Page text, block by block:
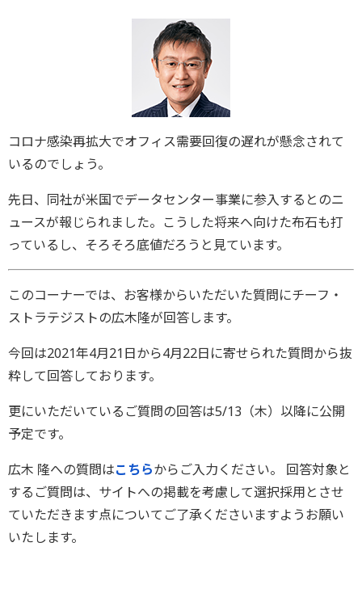
コロナ感染再拡大でオフィス需要回復の遅れが懸念されて
いるのでしょう。
先日、 同社が米国でデータセンター事業に参入するとのニ
ュースが報じられました。こうした将来へ向けた布石も打
っているし、 そろそろ底値だろうと見ています。
このコーナーでは、お客様からいただいた質問にチーフ・
ストラテジストの広木隆が回答します。
今回は2021年4月21日から4月22日に寄せられた質問から抜
粋して回答しております。
更にいただいているご質問の回答は5/13（木）以降に公開
予定です。
広木 隆への質問はこちらからご入力ください。 回答対象と
するご質問は、サイトへの掲載を考慮して選択採用とさせ
ていただきます点についてご了承くださいますようお願い
いたします。